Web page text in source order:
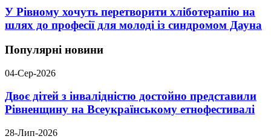
У Рівному хочуть перетворити хліботерапію на
шлях до професії для молоді із синдромом Дауна
Популярні новини
04-Сер-2026
Двоє дітей з інвалідністю достойно представили
Рівненщину на Всеукраїнському етнофестивалі
28-Лип-2026